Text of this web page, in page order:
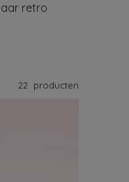
retro
22 producten